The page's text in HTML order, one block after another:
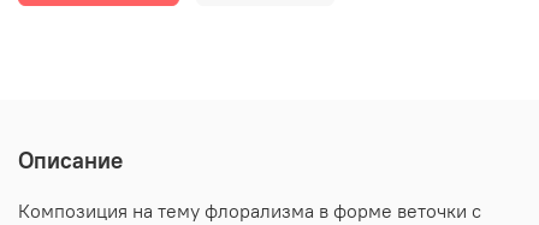
Описание
Композиция на тему флорализма в форме веточки с